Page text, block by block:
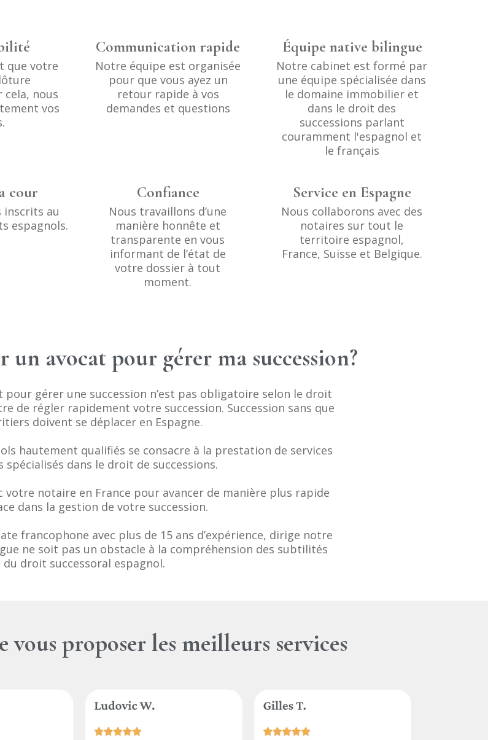
que votre
nous
vos
Notre équipe est organisée
pour que vous ayez un
retour rapide à vos
demandes et questions
Notre cabinet est formé par
une équipe spécialisée dans
le domaine immobilier et
dans le droit des
successions parlant
couramment l'espagnol et
le français
Communication rapide Équipe native bilingue
inscrits au
espagnols.
Nous travaillons d’une
manière honnête et
transparente en vous
informant de l’état de
votre dossier à tout
moment.
Nous collaborons avec des
notaires sur tout le
territoire espagnol,
France, Suisse et Belgique.
cour Confiance Service en Espagne
un avocat pour gérer ma succession?
pour gérer une succession n’est pas obligatoire selon le droit
de régler rapidement votre succession. Succession sans que
doivent se déplacer en Espagne.
hautement qualifiés se consacre à la prestation de services
spécialisés dans le droit de successions.
notaire en France pour avancer de manière plus rapide
dans la gestion de votre succession.
francophone avec plus de 15 ans d’expérience, dirige notre
ne soit pas un obstacle à la compréhension des subtilités
du droit successoral espagnol.
vous proposer les meilleurs services